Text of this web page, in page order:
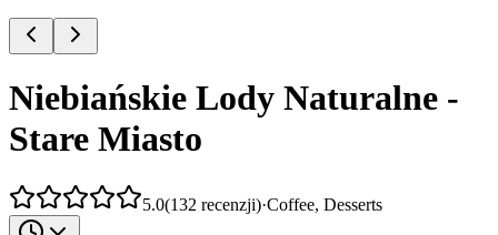
Niebiańskie Lody Naturalne -
Stare Miasto
5.0(132 recenzji)·Coffee, Desserts